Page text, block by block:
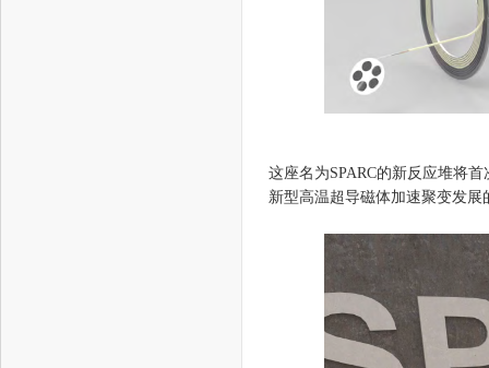
这座名为SPARC的新反应堆将
新型高温超导磁体加速聚变发展